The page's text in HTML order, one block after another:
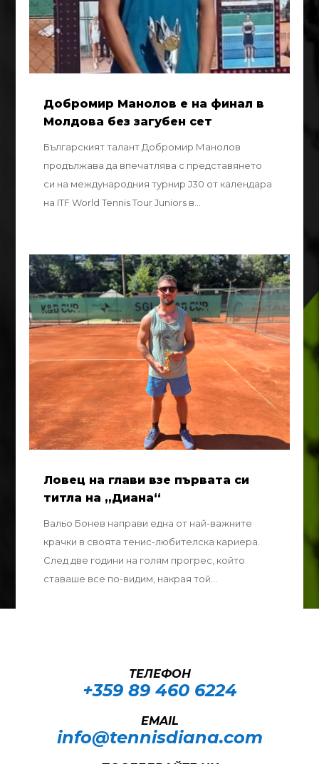
Добромир Манолов е на финал в
Молдова без загубен сет
Българският талант Добромир Манолов
продължава да впечатлява с представянето
си на международния турнир J30 от календара
на ITF World Tennis Tour Juniors в...
Ловец на глави взе първата си
титла на „Диана“
Вальо Бонев направи една от най-важните
крачки в своята тенис-любителска кариера.
След две години на голям прогрес, който
ставаше все по-видим, накрая той...
ТЕЛЕФОН
+359 89 460 6224­
EMAIL
info@tennisdiana.com